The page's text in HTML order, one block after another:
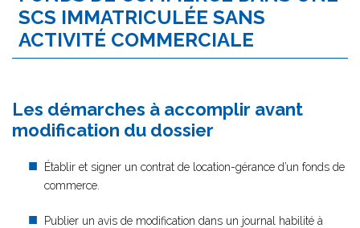
SCS IMMATRICULÉE SANS
ACTIVITÉ COMMERCIALE
Les démarches à accomplir avant
modification du dossier
Établir et signer un contrat de location-gérance d’un fonds de
commerce.
Publier un avis de modification dans un journal habilité à